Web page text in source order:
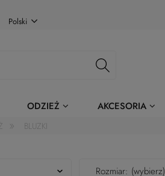
Polski
ODZIEŻ AKCESORIA
» BLUZKI
Rozmiar: (wybierz)